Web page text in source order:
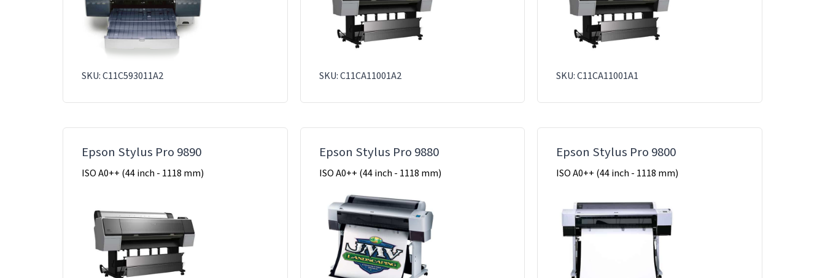
SKU: C11C593011A2 SKU: C11CA11001A2 SKU: C11CA11001A1
Epson Stylus Pro 9890
ISO A0++ (44 inch - 1118 mm)
Epson Stylus Pro 9880
ISO A0++ (44 inch - 1118 mm)
Epson Stylus Pro 9800
ISO A0++ (44 inch - 1118 mm)